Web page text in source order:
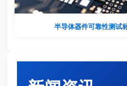
半导体器件可靠性测试